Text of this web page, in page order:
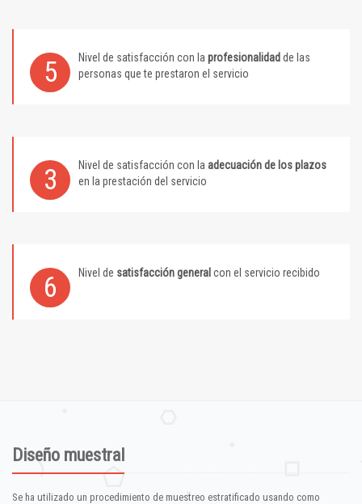
5 Nivel de satisfacción con la profesionalidad de las
personas que te prestaron el servicio
3 Nivel de satisfacción con la adecuación de los plazos
en la prestación del servicio
6 Nivel de satisfacción general con el servicio recibido
Diseño muestral
Se ha utilizado un procedimiento de muestreo estratificado usando como